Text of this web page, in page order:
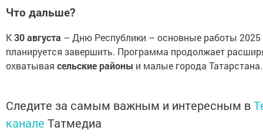
Что дальше?
К30 августа – Дню Республики – основные работы 2025
планируется завершить. Программа продолжает
охватывая сельские районы и малые города Татарстана.
Следите за самым важным и интересным в
канале Татмедиа